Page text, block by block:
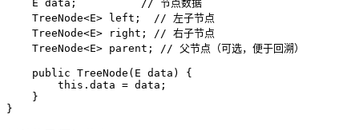
    E data;
// 节点数据
    TreeNode<E> left;
// 左子节点
    TreeNode<E> right;
// 右子节点
    TreeNode<E> parent;
// 父节点（可选，便于回溯）
public TreeNode (E data)
{
this .data = data;
    }
}